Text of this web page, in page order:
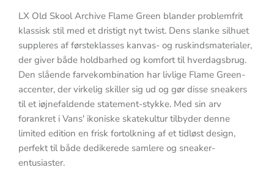
LX Old Skool Archive Flame Green blander problemfrit
klassisk stil med et dristigt nyt twist. Dens slanke silhuet
suppleres af førsteklasses kanvas- og ruskindsmaterialer,
der giver både holdbarhed og komfort til hverdagsbrug.
Den slående farvekombination har livlige Flame Green-
accenter, der virkelig skiller sig ud og gør disse sneakers
til et iøjnefaldende statement-stykke. Med sin arv
forankret i Vans' ikoniske skatekultur tilbyder denne
limited edition en frisk fortolkning af et tidløst design,
perfekt til både dedikerede samlere og sneaker-
entusiaster.